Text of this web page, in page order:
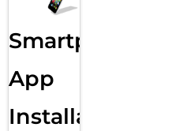
Smartphone
App
Installation